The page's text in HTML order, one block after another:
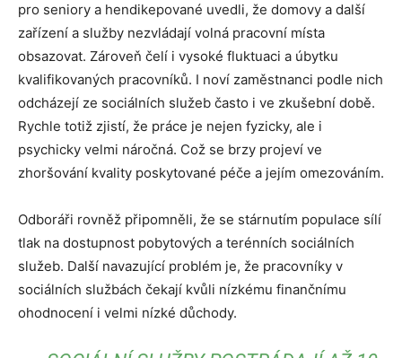
pro seniory a hendikepované uvedli, že domovy a další
zařízení a služby nezvládají volná pracovní místa
obsazovat. Zároveň čelí i vysoké fluktuaci a úbytku
kvalifikovaných pracovníků. I noví zaměstnanci podle nich
odcházejí ze sociálních služeb často i ve zkušební době.
Rychle totiž zjistí, že práce je nejen fyzicky, ale i
psychicky velmi náročná. Což se brzy projeví ve
zhoršování kvality poskytované péče a jejím omezováním.
Odboráři rovněž připomněli, že se stárnutím populace sílí
tlak na dostupnost pobytových a terénních sociálních
služeb. Další navazující problém je, že pracovníky v
sociálních službách čekají kvůli nízkému finančnímu
ohodnocení i velmi nízké důchody.